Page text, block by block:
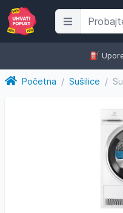
⛽️
Početna / Sušilice /